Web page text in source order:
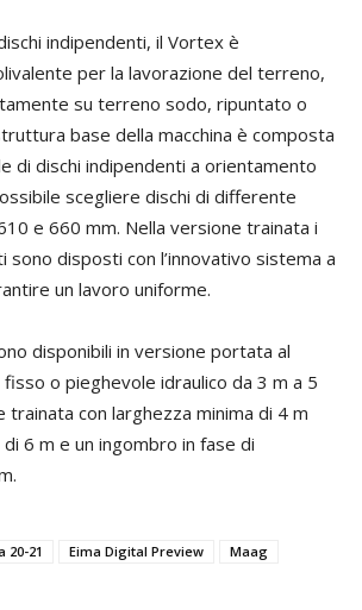
indipendenti, il Vortex è
per la lavorazione del terreno,
su terreno sodo, ripuntato o
base della macchina è composta
di dischi indipendenti a orientamento
scegliere dischi di differente
e 660 mm. Nella versione trainata i
sono disposti con l’innovativo sistema a
un lavoro uniforme.
disponibili in versione portata al
o pieghevole idraulico da 3 m a 5
trainata con larghezza minima di 4 m
6 m e un ingombro in fase di
20-21 Eima Digital Preview
Maag